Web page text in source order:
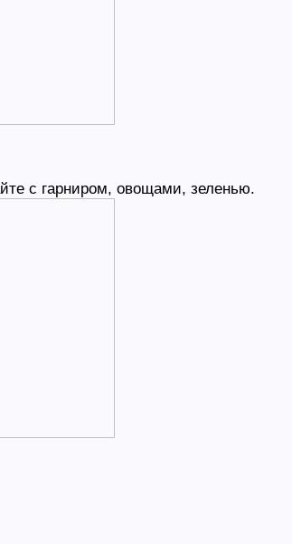
с гарниром, овощами, зеленью.